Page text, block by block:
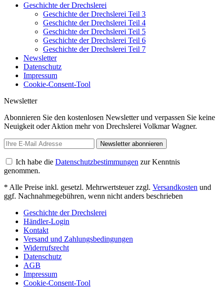
Geschichte der Drechslerei
Geschichte der Drechslerei Teil 3
Geschichte der Drechslerei Teil 4
Geschichte der Drechslerei Teil 5
Geschichte der Drechslerei Teil 6
Geschichte der Drechslerei Teil 7
Newsletter
Datenschutz
Impressum
Cookie-Consent-Tool
Newsletter
Abonnieren Sie den kostenlosen Newsletter und verpassen Sie keine
Neuigkeit oder Aktion mehr von Drechslerei Volkmar Wagner.
Newsletter abonnieren
Ich habe die Datenschutzbestimmungen zur Kenntnis
genommen.
* Alle Preise inkl. gesetzl. Mehrwertsteuer zzgl. Versandkosten und
ggf. Nachnahmegebühren, wenn nicht anders beschrieben
Geschichte der Drechslerei
Händler-Login
Kontakt
Versand und Zahlungsbedingungen
Widerrufsrecht
Datenschutz
AGB
Impressum
Cookie-Consent-Tool